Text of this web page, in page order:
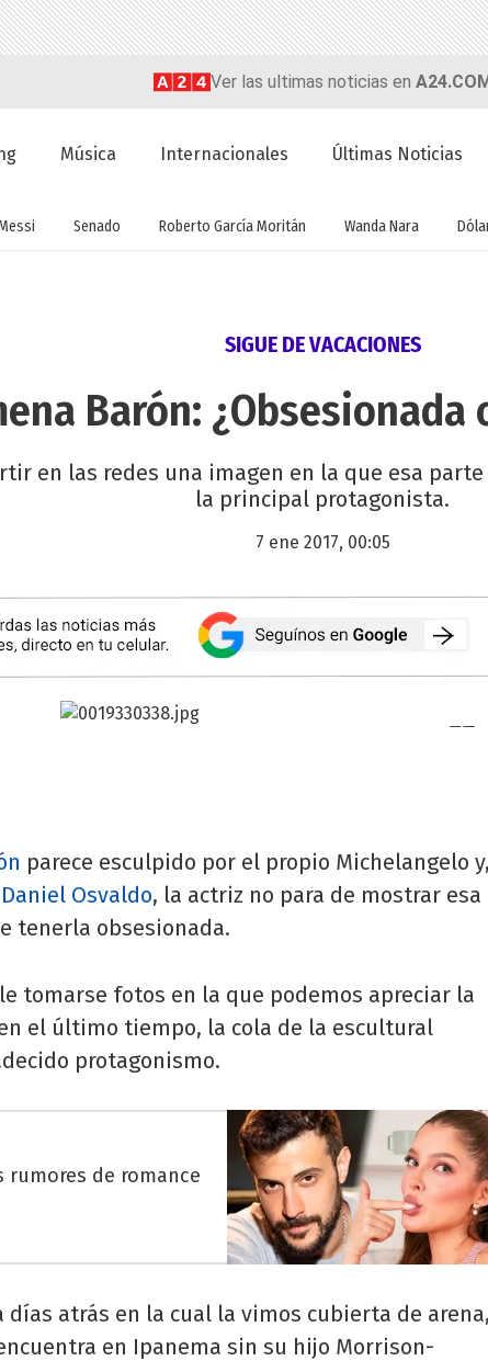
Ver las ultimas noticias en
Música Internacionales Últimas Noticias
Senado Roberto García Moritán Wanda Nara
SIGUE DE VACACIONES
Barón: ¿Obsesionada
en las redes una imagen en la que esa
la principal protagonista.
7 ene 2017, 00:05
parece esculpido por el propio Michelangelo y,
Daniel Osvaldo, la actriz no para de mostrar esa
tenerla obsesionada.
tomarse fotos en la que podemos apreciar la
el último tiempo, la cola de la escultural
protagonismo.
rumores de romance
días atrás en la cual la vimos cubierta de arena,
en Ipanema sin su hijo Morrison-